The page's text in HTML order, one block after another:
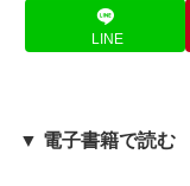
LINE
▼ 電子書籍で読む